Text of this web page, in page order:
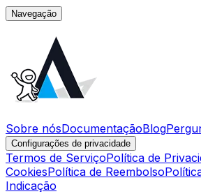
Navegação
Sobre nósDocumentaçãoBlog
Configurações de privacidade
Termos de ServiçoPolítica de
CookiesPolítica de Reembolso
Indicação